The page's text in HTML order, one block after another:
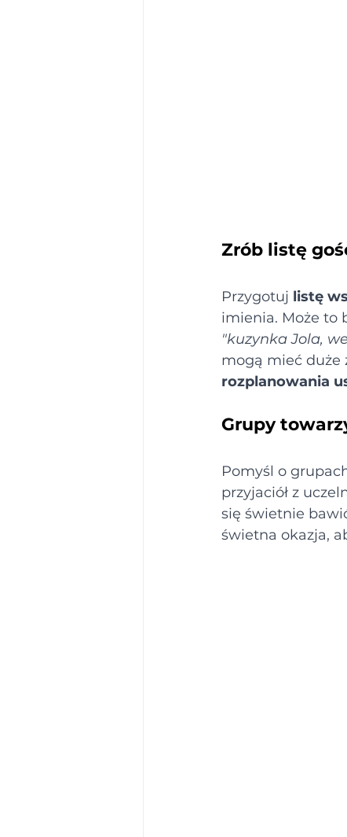
Zrób listę
Przygotuj listę
imienia. Może to
"kuzynka Jola,
mogą mieć duże
rozplanowania
Grupy
Pomyśl o
przyjaciół z
się świetnie
świetna okazja,